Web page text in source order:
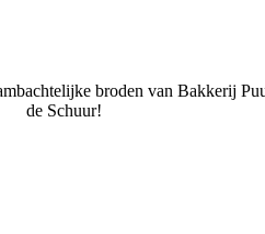
broden van Bakkerij
de Schuur!